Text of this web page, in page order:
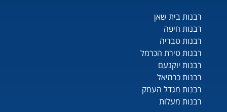
רבנות בית שאן
רבנות חיפה
רבנות טבריה
רבנות טירת הכרמל
רבנות יוקנעם
רבנות כרמיאל
רבנות מגדל העמק
רבנות מעלות